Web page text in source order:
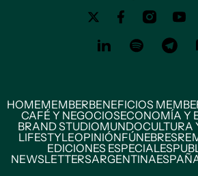
HOMEMEMBERBENEFICIOS
CAFÉ Y NEGOCIOSECONOMÍA Y
BRAND STUDIOMUNDOCULTURA
LIFESTYLEOPINIÓNFÚNEBRES
EDICIONES ESPECIALES
NEWSLETTERSARGENTINA